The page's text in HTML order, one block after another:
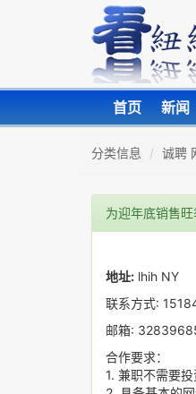
首页 新闻
分类信息 诚聘
为迎年底销售
地址: lhih NY
联系方式:
邮箱:
合作要求：
1. 兼职不需要